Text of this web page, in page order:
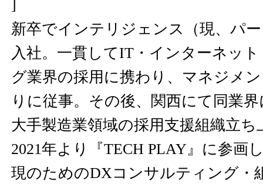
]
新卒でインテリジェンス（現、パ
入社。一貫してIT・インターネッ
グ業界の採用に携わり、マネジメ
りに従事。その後、関西にて同業
大手製造業領域の採用支援組織立ち
2021年より『TECH PLAY』に参画
現のためのDXコンサルティング・